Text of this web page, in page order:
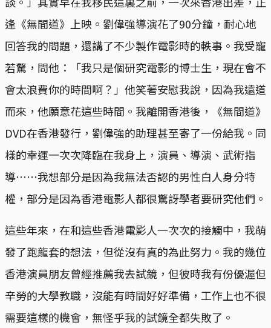
逢《無間道》上映。劉偉強導演花了90分鐘，耐心地
回答我的問題，還講了不少製作電影時的軼事。我受寵
若驚，問他：「我只是個研究電影的博士生，現在會不
會太浪費你的時間啊？」他笑著安慰我說，因為我遠道
而來，他願意花這些時間。我離開香港後，《無間道》
DVD在香港發行，劉偉強的助理甚至寄了一份給我。同
樣的幸運一次次降臨在我身上，演員、導演、武術指
導⋯⋯我想部分是因為我無法否認的男性白人身分特
權，部分是因為香港電影人都很驚訝學者要研究他們。
這些年來，在和這些香港電影人一次次的接觸中，我萌
發了跑龍套的想法，但從沒有真的為此努力。我的幾位
香港演員朋友曾經推薦我去試鏡，但彼時我有份優渥但
辛勞的大學教職，沒能有時間好好準備，工作上也不很
需要這樣的機會，無怪乎我的試鏡全都失敗了。